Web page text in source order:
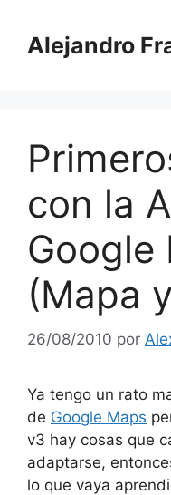
contenido
Alejandro
con la
Google
(Mapa
26/08/2010 por
Ya tengo un rato
de Google Maps
v3 hay cosas que
adaptarse,
lo que vaya